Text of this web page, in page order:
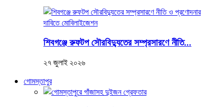
শিবগঞ্জে রুফটপ সৌরবিদ্যুতের সম্প্রসারণে নীতি...
২৭ জুলাই ২০২৬
গোমস্তাপুর